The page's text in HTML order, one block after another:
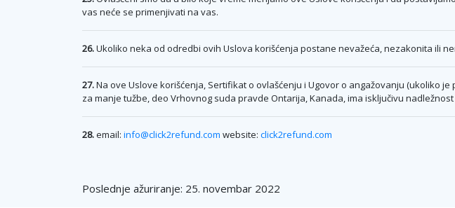
vas neće se primenjivati na vas.
26.Ukoliko neka od odredbi ovih Uslova korišćenja postane nevažeća, nezakonita ili
27.Na ove Uslove korišćenja, Sertifikat o ovlašćenju i Ugovor o angažovanju (ukoliko
za manje tužbe, deo Vrhovnog suda pravde Ontarija, Kanada, ima isključivu
28.email: info@click2refund.com website: click2refund.com
Poslednje ažuriranje: 25. novembar 2022